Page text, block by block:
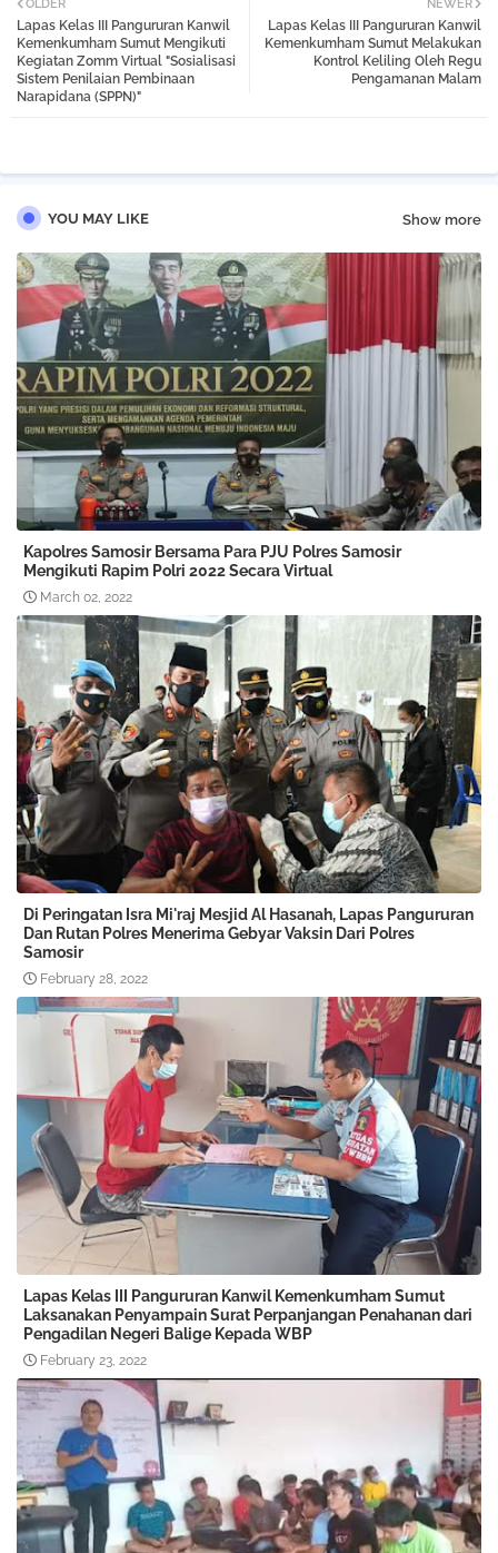
tter atsa
NEWER
Lapas Kelas III Pangururan Kanwil
Kemenkumham Sumut Melakukan
Kontrol Keliling Oleh Regu
Pengamanan Malam
OLDER
Lapas Kelas III Pangururan Kanwil
Kemenkumham Sumut Mengikuti
Kegiatan Zomm Virtual "Sosialisasi
Sistem Penilaian Pembinaan
Narapidana (SPPN)"
YOU MAY LIKE Show more
Kapolres Samosir Bersama Para PJU Polres Samosir
Mengikuti Rapim Polri 2022 Secara Virtual
March 02, 2022
Di Peringatan Isra Mi'raj Mesjid Al Hasanah, Lapas Pangururan
Dan Rutan Polres Menerima Gebyar Vaksin Dari Polres
Samosir
February 28, 2022
Lapas Kelas III Pangururan Kanwil Kemenkumham Sumut
Laksanakan Penyampain Surat Perpanjangan Penahanan dari
Pengadilan Negeri Balige Kepada WBP
February 23, 2022